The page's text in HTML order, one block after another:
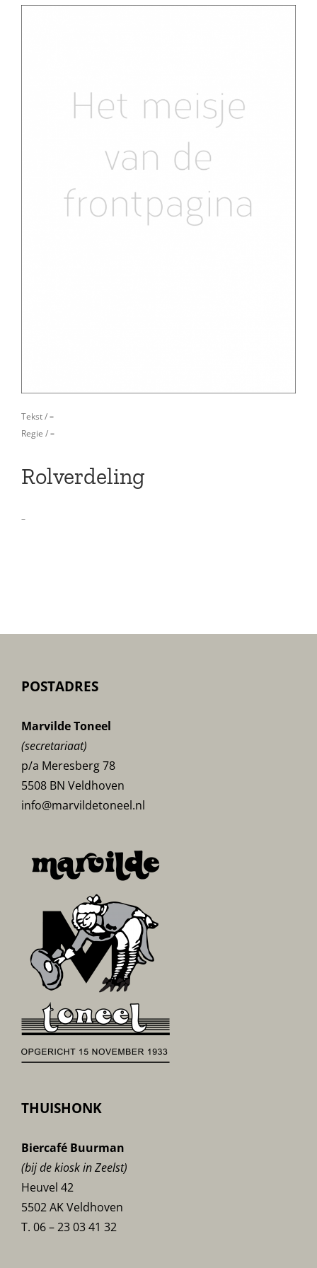
Tekst /–
Regie /–
Rolverdeling
–
POSTADRES
Marvilde Toneel
(secretariaat)
p/a Meresberg 78
5508 BN Veldhoven
info@marvildetoneel.nl
THUISHONK
Biercafé Buurman
(bij de kiosk in Zeelst)
Heuvel 42
5502 AK Veldhoven
T. 06 – 23 03 41 32